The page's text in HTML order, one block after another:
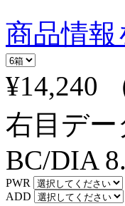
商品情報
¥14,240
右目デー
BC/DIA
PWR
ADD